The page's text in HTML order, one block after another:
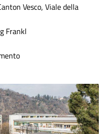
Vesco, Viale della
Frankl